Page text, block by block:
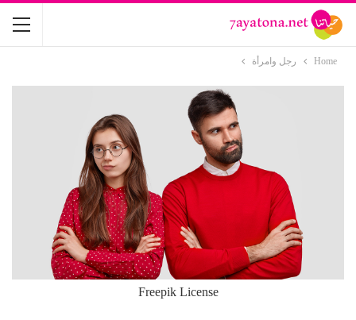
Home رجل وامرأة
Freepik License